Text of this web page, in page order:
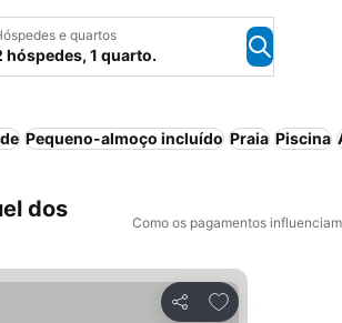
e quartos
hóspedes, 1 quarto.
Pequeno-almoço incluído Praia Piscina
dos
Como os pagamentos
Partilhar
Adicionar aos